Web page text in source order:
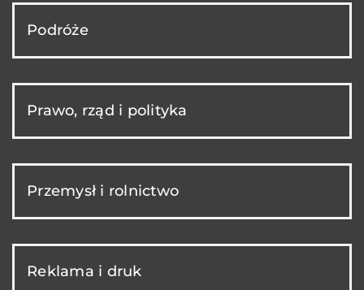
Podróże
Prawo, rząd i polityka
Przemysł i rolnictwo
Reklama i druk